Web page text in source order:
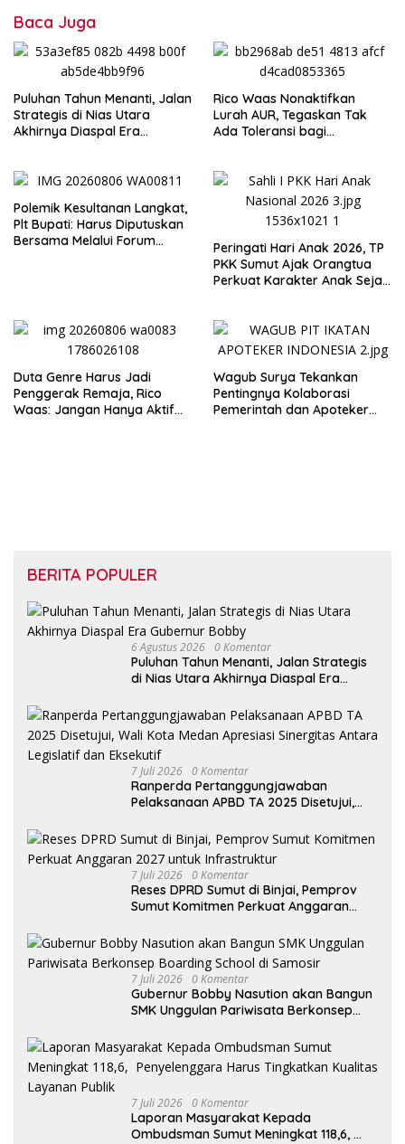
Baca Juga
Puluhan Tahun Menanti, Jalan
Strategis di Nias Utara
Akhirnya Diaspal Era
Rico Waas Nonaktifkan
Lurah AUR, Tegaskan Tak
Ada Toleransi bagi
Polemik Kesultanan Langkat,
Plt Bupati: Harus Diputuskan
Bersama Melalui Forum
Peringati Hari Anak 2026, TP
PKK Sumut Ajak Orangtua
Perkuat Karakter Anak Sejak
Duta Genre Harus Jadi
Penggerak Remaja, Rico
Waas: Jangan Hanya Aktif
Wagub Surya Tekankan
Pentingnya Kolaborasi
Pemerintah dan Apoteker
BERITA POPULER
6 Agustus 2026 0 Komentar
Puluhan Tahun Menanti, Jalan Strategis
di Nias Utara Akhirnya Diaspal Era
7 Juli 2026 0 Komentar
Ranperda Pertanggungjawaban
Pelaksanaan APBD TA 2025 Disetujui,
Antara Legislatif dan Eksekutif
7 Juli 2026 0 Komentar
Reses DPRD Sumut di Binjai, Pemprov
Sumut Komitmen Perkuat Anggaran
7 Juli 2026 0 Komentar
Gubernur Bobby Nasution akan Bangun
SMK Unggulan Pariwisata Berkonsep
7 Juli 2026 0 Komentar
Laporan Masyarakat Kepada
Ombudsman Sumut Meningkat 118,6,